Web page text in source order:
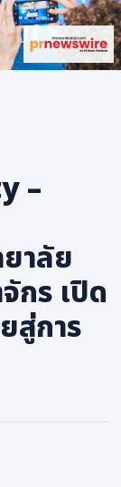
–
าลัย
กร เปิด
สู่การ